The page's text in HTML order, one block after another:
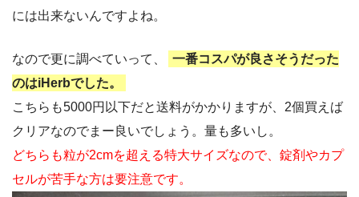
には出来ないんですよね。
なので更に調べていって、
一番コスパが良さそうだった
のはiHerbでした。
こちらも5000円以下だと送料がかかりますが、2個買えば
クリアなのでまー良いでしょう。量も多いし。
どちらも粒が2cmを超える特大サイズなので、錠剤やカプ
セルが苦手な方は要注意です。